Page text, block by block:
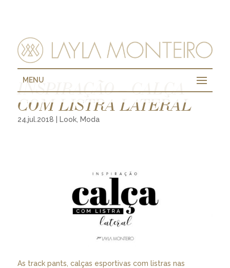
MENU
INSPIRAÇÃO – CALÇA
COM LISTRA LATERAL
24.jul.2018 Look, Moda
As track pants, calças esportivas com listras nas